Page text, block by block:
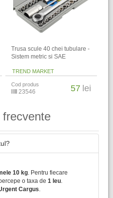
Trusa scule 40 chei tubulare -
Sistem metric si SAE
TREND MARKET
Cod produs
23546 57 lei
frecvente
10 kg . Pentru fiecare
o taxa de 1 leu
Cargus